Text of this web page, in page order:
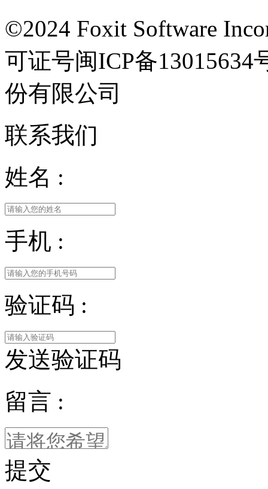
©2024 Foxit Software
可证号闽ICP备
份有限公司
联系我们
姓名 :
手机 :
验证码 :
发送验证码
留言 :
提交